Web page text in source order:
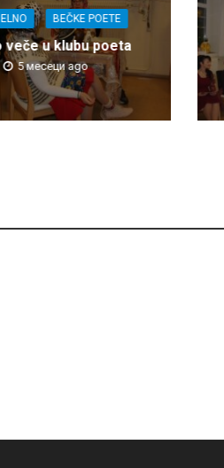
BEČKE POETE
veče u klubu poeta
5 месеци ago